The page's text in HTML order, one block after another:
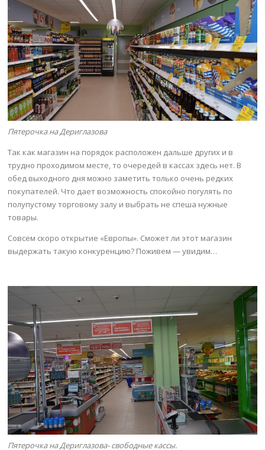
Пятерочка на Дериглазова
Так как магазин на порядок расположен дальше других и в
трудно проходимом месте, то очередей в кассах здесь нет. В
обед выходного дня можно заметить только очень редких
покупателей. Что дает возможность спокойно погулять по
полупустому торговому залу и выбрать не спеша нужные
товары.
Совсем скоро открытие «Европы». Сможет ли этот магазин
выдержать такую конкуренцию? Поживем — увидим…
Пятерочка на Дериглазова- свободные кассы.